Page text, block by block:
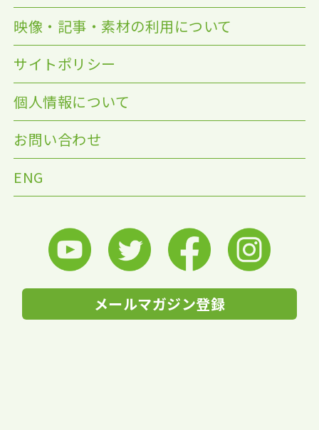
映像・記事・素材の利用について
サイトポリシー
個人情報について
お問い合わせ
ENG
メールマガジン登録